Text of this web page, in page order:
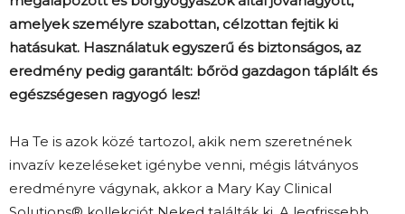
amelyek személyre szabottan, célzottan fejtik ki
hatásukat. Használatuk egyszerű és biztonságos, az
eredmény pedig garantált: bőröd gazdagon táplált és
egészségesen ragyogó lesz!
Ha Te is azok közé tartozol, akik nem szeretnének
invazív kezeléseket igénybe venni, mégis látványos
eredményre vágynak, akkor a Mary Kay Clinical